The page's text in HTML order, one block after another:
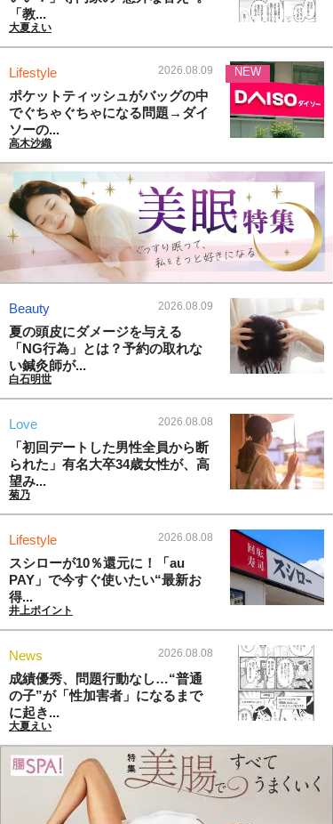
「教...
大夏えい
Lifestyle 2026.08.09
ポケットティッシュがバッグの中
でぐちゃぐちゃになる問題→ダイ
ソーの...
高木沙織
NEW
Beauty 2026.08.09
夏の頭皮にダメージを与える
「NG行為」とは？予約の取れな
い鍼灸師が...
白石明世
Love 2026.08.08
「初回デートした男性全員から断
られた」有名大卒34歳女性が、高
望み...
菊乃
Lifestyle 2026.08.08
スシローが10％還元に！「au
PAY」で今すぐ使いたい“最新お
得...
井上ポイント
News 2026.08.08
成績優秀、問題行動なし…“普通
の子”が「性加害者」になるまで
に起き...
大夏えい